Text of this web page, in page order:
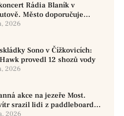
Rádia Blaník v
Město doporučuje
2026
Sono v Čížkovicích:
provedl 12 shozů vody
2026
akce na jezeře Most.
srazil lidi z paddleboardů,
2026